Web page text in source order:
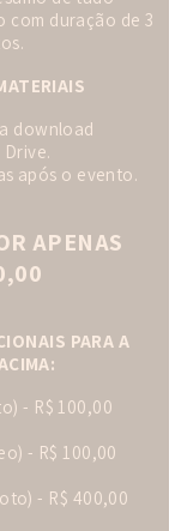
com duração de 3
download
após o evento.
APENAS
PARA A
- R$ 100,00
- R$ 100,00
- R$ 400,00